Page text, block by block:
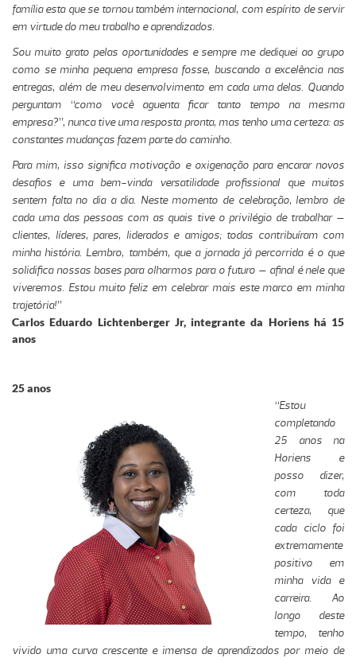
família esta que se tornou também internacional, com espírito de servir
em virtude do meu trabalho e aprendizados.
Sou muito grato pelas oportunidades e sempre me dediquei ao grupo
como se minha pequena empresa fosse, buscando a excelência nas
entregas, além de meu desenvolvimento em cada uma delas. Quando
perguntam “como você aguenta ficar tanto tempo na mesma
empresa?”, nunca tive uma resposta pronta, mas tenho uma certeza: as
constantes mudanças fazem parte do caminho.
Para mim, isso significa motivação e oxigenação para encarar novos
desafios e uma bem-vinda versatilidade profissional que muitos
sentem falta no dia a dia. Neste momento de celebração, lembro de
cada uma das pessoas com as quais tive o privilégio de trabalhar –
clientes, líderes, pares, liderados e amigos; todas contribuíram com
minha história. Lembro, também, que a jornada já percorrida é o que
solidifica nossas bases para olharmos para o futuro – afinal é nele que
viveremos. Estou muito feliz em celebrar mais este marco em minha
trajetória!”
Carlos Eduardo Lichtenberger Jr, integrante da Horiens há 15
anos
25 anos
“Estou
completando
25 anos na
Horiens e
posso dizer,
com toda
certeza, que
cada ciclo foi
extremamente
positivo em
minha vida e
carreira. Ao
longo deste
tempo, tenho
vivido uma curva crescente e imensa de aprendizados por meio de